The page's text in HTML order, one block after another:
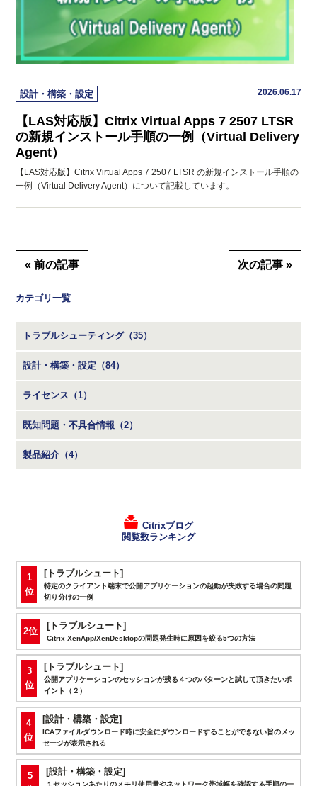
設計・構築・設定 2026.06.17
【LAS対応版】Citrix Virtual Apps 7 2507 LTSR
の新規インストール手順の一例（Virtual Delivery
Agent）
【LAS対応版】Citrix Virtual Apps 7 2507 LTSR の新規インストール手順の
一例（Virtual Delivery Agent）について記載しています。
« 前の記事 次の記事 »
カテゴリ一覧
トラブルシューティング（35）
設計・構築・設定（84）
ライセンス（1）
既知問題・不具合情報（2）
製品紹介（4）
Citrixブログ
閲覧数ランキング
1
位
[トラブルシュート]
特定のクライアント端末で公開アプリケーションの起動が失敗する場合の問題
切り分けの一例
2位
[トラブルシュート]
Citrix XenApp/XenDesktopの問題発生時に原因を絞る5つの方法
3
位
[トラブルシュート]
公開アプリケーションのセッションが残る４つのパターンと試して頂きたいポ
イント（２）
4
位
[設計・構築・設定]
ICAファイルダウンロード時に安全にダウンロードすることができない旨のメッ
セージが表示される
5
[設計・構築・設定]
１セッションあたりのメモリ使用量やネットワーク帯域幅を確認する手順の一